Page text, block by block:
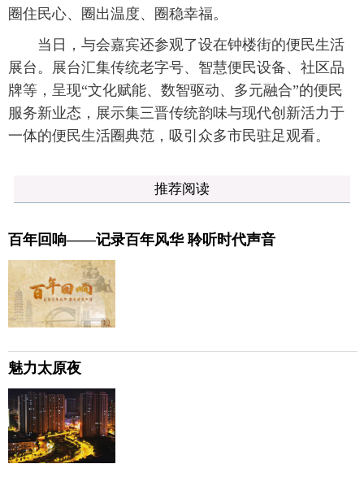
圈住民心、圈出温度、圈稳幸福。
当日，与会嘉宾还参观了设在钟楼街的便民生活
展台。展台汇集传统老字号、智慧便民设备、社区品
牌等，呈现“文化赋能、数智驱动、多元融合”的便民
服务新业态，展示集三晋传统韵味与现代创新活力于
一体的便民生活圈典范，吸引众多市民驻足观看。
推荐阅读
百年回响——记录百年风华 聆听时代声音
魅力太原夜